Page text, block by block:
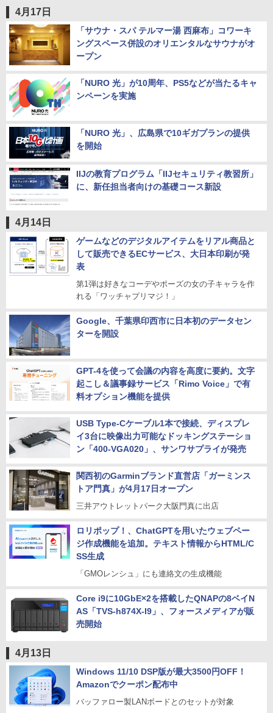
4月17日
「サウナ・スパ テルマー湯 西麻布」コワーキ
ングスペース併設のオリエンタルなサウナがオ
ープン
「NURO 光」が10周年、PS5などが当たるキャ
ンペーンを実施
「NURO 光」、広島県で10ギガプランの提供
を開始
IIJの教育プログラム「IIJセキュリティ教習所」
に、新任担当者向けの基礎コース新設
4月14日
ゲームなどのデジタルアイテムをリアル商品と
して販売できるECサービス、大日本印刷が発
表
第1弾は好きなコーデやポーズの女の子キャラを作
れる「ワッチャプリマジ！」
Google、千葉県印西市に日本初のデータセン
ターを開設
GPT-4を使って会議の内容を高度に要約。文字
起こし＆議事録サービス「Rimo Voice」で有
料オプション機能を提供
USB Type-Cケーブル1本で接続、ディスプレ
イ3台に映像出力可能なドッキングステーショ
ン「400-VGA020」、サンワサプライが発売
関西初のGarminブランド直営店「ガーミンス
トア門真」が4月17日オープン
三井アウトレットパーク大阪門真に出店
ロリポップ！、ChatGPTを用いたウェブペー
ジ作成機能を追加。テキスト情報からHTML/C
SS生成
「GMOレンシュ」にも連絡文の生成機能
Core i9に10GbE×2を搭載したQNAPの8ベイN
AS「TVS-h874X-I9」、フォースメディアが販
売開始
4月13日
Windows 11/10 DSP版が最大3500円OFF！
Amazonでクーポン配布中
バッファロー製LANボードとのセットが対象